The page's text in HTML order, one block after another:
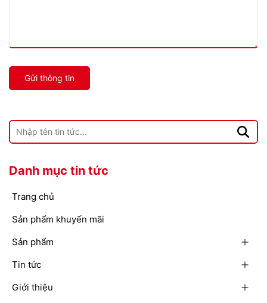
Gửi thông tin
Danh mục tin tức
Trang chủ
Sản phẩm khuyến mãi
Sản phẩm
Tin tức
Giới thiệu